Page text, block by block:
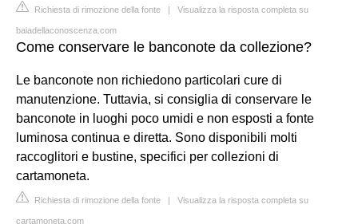
Richiesta di rimozione della fonte | Visualizza la risposta completa su
baiadellaconoscenza.com
Come conservare le banconote da collezione?
Le banconote non richiedono particolari cure di
manutenzione. Tuttavia, si consiglia di conservare le
banconote in luoghi poco umidi e non esposti a fonte
luminosa continua e diretta. Sono disponibili molti
raccoglitori e bustine, specifici per collezioni di
cartamoneta.
Richiesta di rimozione della fonte | Visualizza la risposta completa su
cartamoneta.com